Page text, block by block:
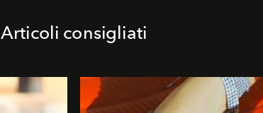
Articoli consigliati